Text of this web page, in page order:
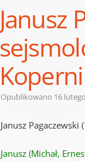
Janusz
Opublikowano 16
Janusz
Janusz (Michał,